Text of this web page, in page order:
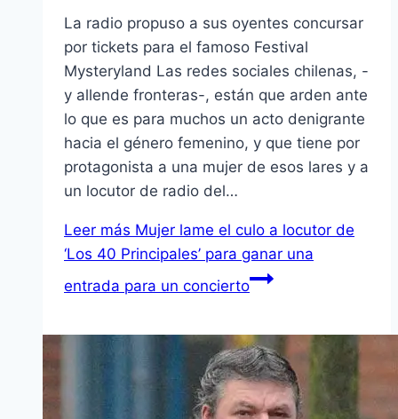
La radio propuso a sus oyentes concursar
por tickets para el famoso Festival
Mysteryland Las redes sociales chilenas, -
y allende fronteras-, están que arden ante
lo que es para muchos un acto denigrante
hacia el género femenino, y que tiene por
protagonista a una mujer de esos lares y a
un locutor de radio del…
Leer más Mujer lame el culo a locutor de
‘Los 40 Principales’ para ganar una
entrada para un concierto